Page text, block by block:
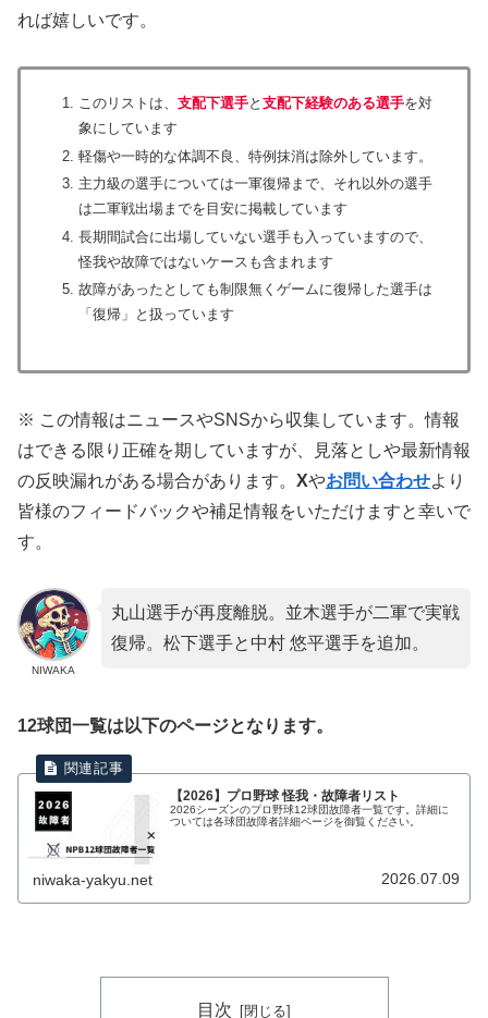
れば嬉しいです。
このリストは、 支配下選手と 支配下経験のある選手を対
象にしています
軽傷や一時的な体調不良、特例抹消は除外しています。
主力級の選手については一軍復帰まで、それ以外の選手
は二軍戦出場までを目安に掲載しています
長期間試合に出場していない選手も入っていますので、
怪我や故障ではないケースも含まれます
故障があったとしても制限無くゲームに復帰した選手は
「復帰」と扱っています
※ この情報はニュースやSNSから収集しています。情報
はできる限り正確を期していますが、見落としや最新情報
の反映漏れがある場合があります。 Xやお問い合わせより
皆様のフィードバックや補足情報をいただけますと幸いで
す。
NIWAKA
丸山選手が再度離脱。並木選手が二軍で実戦
復帰。松下選手と中村 悠平選手を追加。
12球団一覧は以下のページとなります。
【2026】プロ野球 怪我・故障者リスト
2026シーズンのプロ野球12球団故障者一覧です。詳細に
ついては各球団故障者詳細ページを御覧ください。
niwaka-yakyu.net 2026.07.09
目次